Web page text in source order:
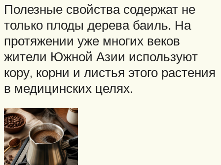
Полезные свойства содержат не
только плоды дерева баиль. На
протяжении уже многих веков
жители Южной Азии используют
кору, корни и листья этого растения
в медицинских целях.